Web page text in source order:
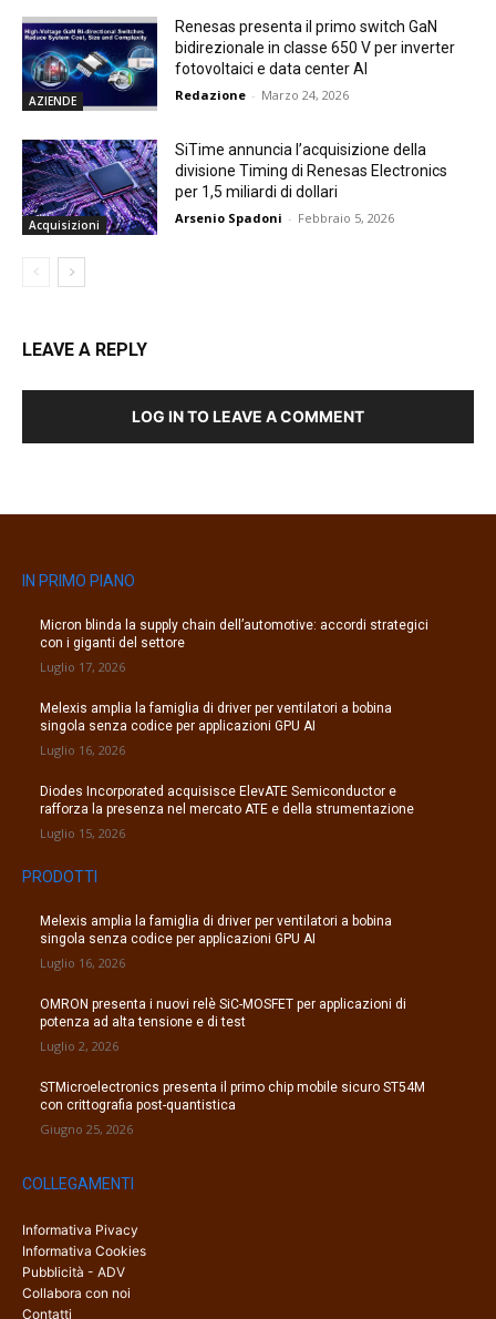
AZIENDE
Renesas presenta il primo switch GaN
bidirezionale in classe 650 V per inverter
fotovoltaici e data center AI
Redazione - Marzo 24, 2026
Acquisizioni
SiTime annuncia l’acquisizione della
divisione Timing di Renesas Electronics
per 1,5 miliardi di dollari
Arsenio Spadoni - Febbraio 5, 2026
LEAVE A REPLY
LOG IN TO LEAVE A COMMENT
IN PRIMO PIANO
Micron blinda la supply chain dell’automotive: accordi strategici
con i giganti del settore
Luglio 17, 2026
Melexis amplia la famiglia di driver per ventilatori a bobina
singola senza codice per applicazioni GPU AI
Luglio 16, 2026
Diodes Incorporated acquisisce ElevATE Semiconductor e
rafforza la presenza nel mercato ATE e della strumentazione
Luglio 15, 2026
PRODOTTI
Melexis amplia la famiglia di driver per ventilatori a bobina
singola senza codice per applicazioni GPU AI
Luglio 16, 2026
OMRON presenta i nuovi relè SiC-MOSFET per applicazioni di
potenza ad alta tensione e di test
Luglio 2, 2026
STMicroelectronics presenta il primo chip mobile sicuro ST54M
con crittografia post-quantistica
Giugno 25, 2026
COLLEGAMENTI
Informativa Pivacy
Informativa Cookies
Pubblicità - ADV
Collabora con noi
Contatti